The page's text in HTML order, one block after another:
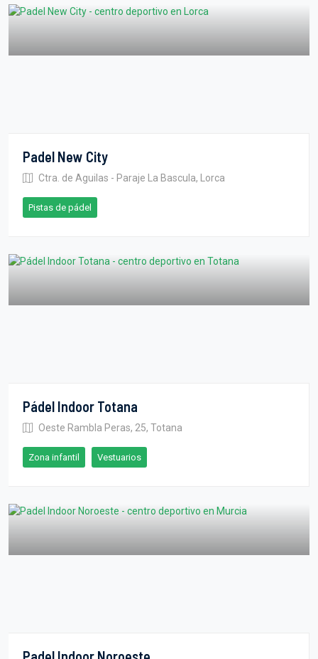
Padel New City
Ctra. de Aguilas - Paraje La Bascula, Lorca
Pistas de pádel
Pádel Indoor Totana
Oeste Rambla Peras, 25, Totana
Zona infantil Vestuarios